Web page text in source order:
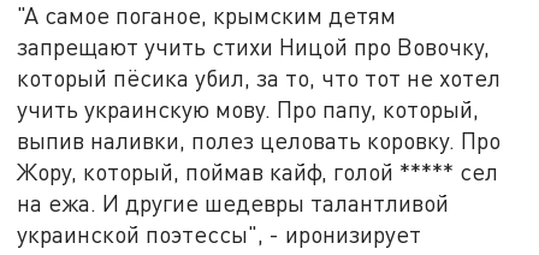
"А самое поганое, крымским детям
запрещают учить стихи Ницой про Вовочку,
который пёсика убил, за то, что тот не хотел
учить украинскую мову. Про папу, который,
выпив наливки, полез целовать коровку. Про
Жору, который, поймав кайф, голой ***** сел
на ежа. И другие шедевры талантливой
украинской поэтессы", - иронизирует